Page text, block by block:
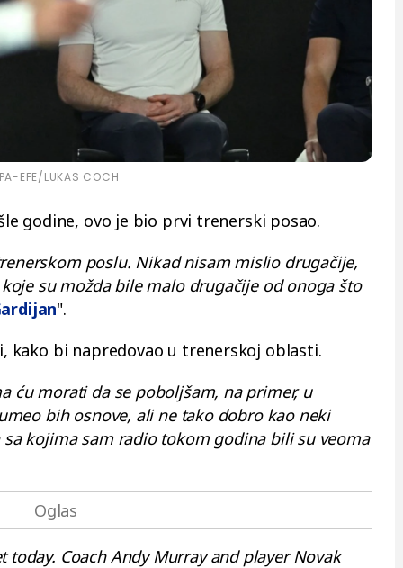
EFE/LUKAS COCH
godine, ovo je bio prvi trenerski posao.
poslu. Nikad nisam mislio drugačije,
su možda bile malo drugačije od onoga što
".
kako bi napredovao u trenerskoj oblasti.
ću morati da se poboljšam, na primer, u
bih osnove, ali ne tako dobro kao neki
kojima sam radio tokom godina bili su veoma
Coach Andy Murray and player Novak